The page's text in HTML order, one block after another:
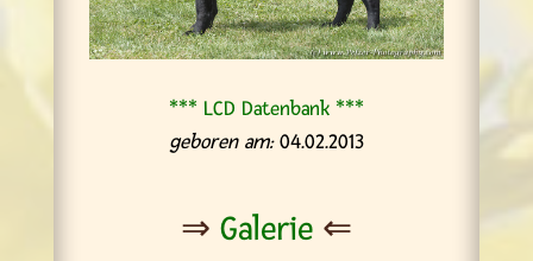
*** LCD Datenbank ***
geboren am:04.02.2013
⇒ Galerie⇐